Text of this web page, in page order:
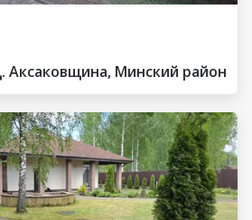
Аксаковщина, Минский район